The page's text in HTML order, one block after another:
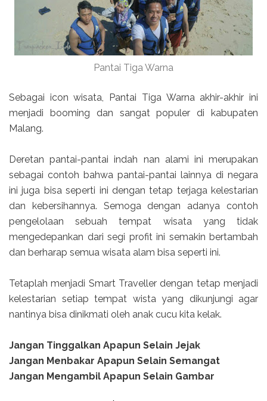
Pantai Tiga Warna
Sebagai icon wisata, Pantai Tiga Warna akhir-akhir ini
menjadi booming dan sangat populer di kabupaten
Malang.
Deretan pantai-pantai indah nan alami ini merupakan
sebagai contoh bahwa pantai-pantai lainnya di negara
ini juga bisa seperti ini dengan tetap terjaga kelestarian
dan kebersihannya. Semoga dengan adanya contoh
pengelolaan sebuah tempat wisata yang tidak
mengedepankan dari segi profit ini semakin bertambah
dan berharap semua wisata alam bisa seperti ini.
Tetaplah menjadi Smart Traveller dengan tetap menjadi
kelestarian setiap tempat wista yang dikunjungi agar
nantinya bisa dinikmati oleh anak cucu kita kelak.
Jangan Tinggalkan Apapun Selain Jejak
Jangan Menbakar Apapun Selain Semangat
Jangan Mengambil Apapun Selain Gambar